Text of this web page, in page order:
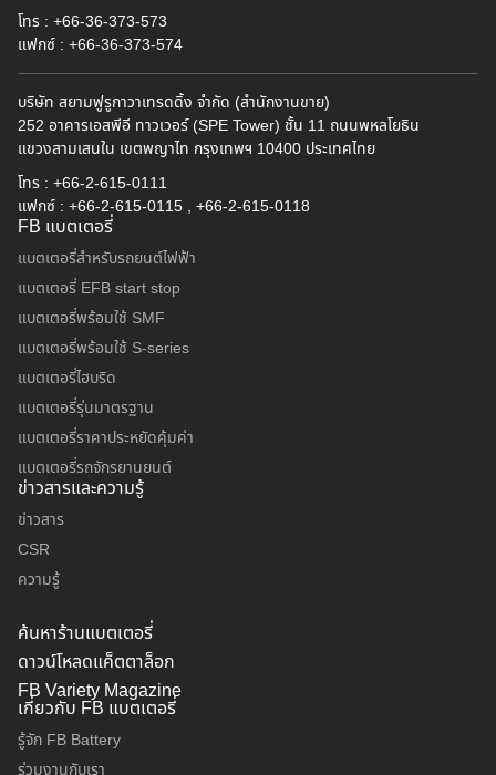
โทร : +66-36-373-573
แฟกซ์ : +66-36-373-574
บริษัท สยามฟูรูกาวาเทรดดิ้ง จำกัด (สำนักงานขาย)
252 อาคารเอสพีอี ทาวเวอร์ (SPE Tower) ชั้น 11 ถนนพหลโยธิน
แขวงสามเสนใน เขตพญาไท กรุงเทพฯ 10400 ประเทศไทย
โทร : +66-2-615-0111
แฟกซ์ : +66-2-615-0115 , +66-2-615-0118
FB แบตเตอรี่
แบตเตอรี่สำหรับรถยนต์ไฟฟ้า
แบตเตอรี่ EFB start stop
แบตเตอรี่พร้อมใช้ SMF
แบตเตอรี่พร้อมใช้ S-series
แบตเตอรี่ไฮบริด
แบตเตอรี่รุ่นมาตรฐาน
แบตเตอรี่ราคาประหยัดคุ้มค่า
แบตเตอรี่รถจักรยานยนต์
ข่าวสารและความรู้
ข่าวสาร
CSR
ความรู้
ค้นหาร้านแบตเตอรี่
ดาวน์โหลดแค็ตตาล็อก
FB Variety Magazine
เกี่ยวกับ FB แบตเตอรี่
รู้จัก FB Battery
ร่วมงานกับเรา